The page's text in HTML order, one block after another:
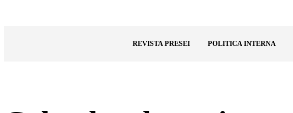
REVISTA PRESEI POLITICA INTERNA